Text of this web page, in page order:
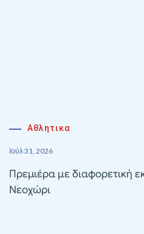
Αθλητικα
Ιούλ 31, 2026
Πρεμιέρα με διαφορετική
Νεοχώρι